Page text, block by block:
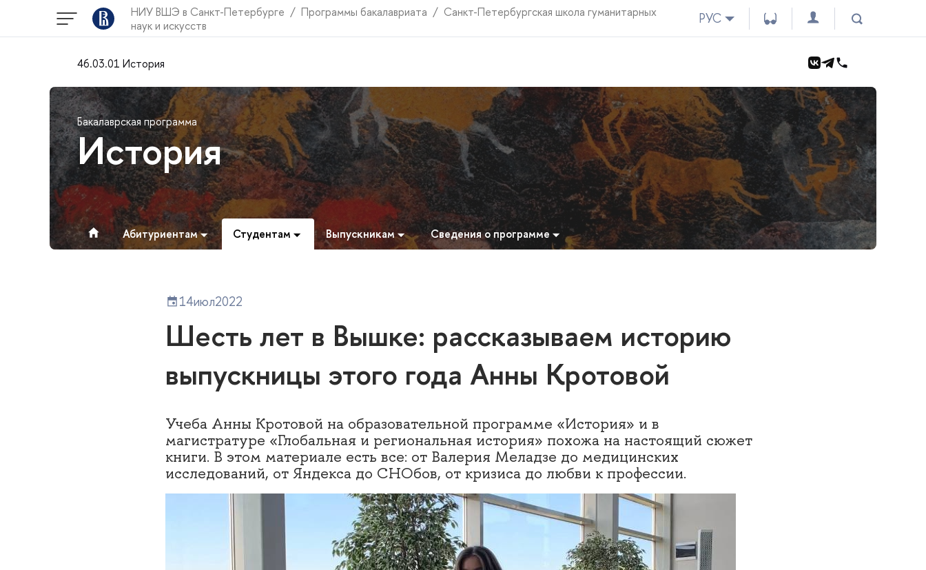
НИУ ВШЭ в Санкт-Петербурге Программы бакалавриата
Санкт-Петербургская школа гуманитарных
наук и искусств
РУС
46.03.01 История
Бакалаврская программа
История
Абитуриентам Студентам Выпускникам Сведения о программе
14июл2022
Шесть лет в Вышке: рассказываем историю
выпускницы этого года Анны Кротовой
Учеба Анны Кротовой на образовательной программе «История» и в
магистратуре «Глобальная и региональная история» похожа на настоящий сюжет
книги. В этом материале есть все: от Валерия Меладзе до медицинских
исследований, от Яндекса до СНОбов, от кризиса до любви к профессии.